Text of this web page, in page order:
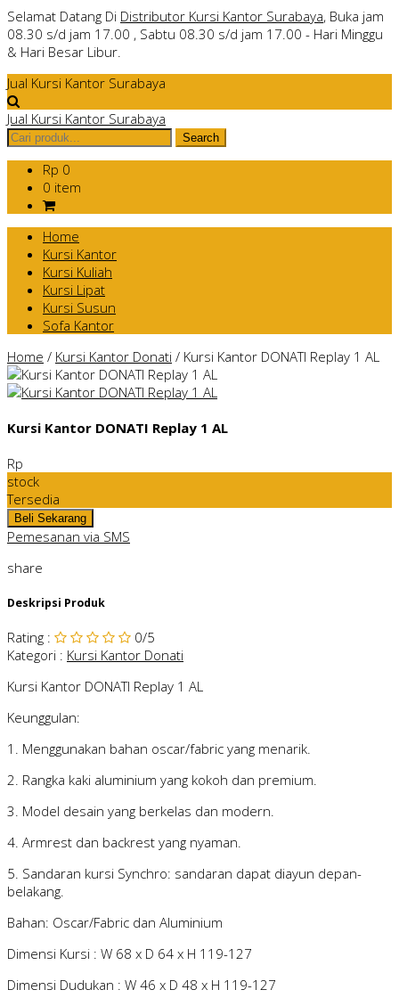
Selamat Datang Di Distributor Kursi Kantor Surabaya, Buka jam
08.30 s/d jam 17.00 , Sabtu 08.30 s/d jam 17.00 - Hari Minggu
& Hari Besar Libur.
Jual Kursi Kantor Surabaya
Jual Kursi Kantor Surabaya
Rp 0
0 item
Home
Kursi Kantor
Kursi Kuliah
Kursi Lipat
Kursi Susun
Sofa Kantor
Home / Kursi Kantor Donati / Kursi Kantor DONATI Replay 1 AL
Kursi Kantor DONATI Replay 1 AL
Rp
stock
Tersedia
Pemesanan via SMS
share
Deskripsi Produk
Rating : 0/5
Kategori : Kursi Kantor Donati
Kursi Kantor DONATI Replay 1 AL
Keunggulan:
1. Menggunakan bahan oscar/fabric yang menarik.
2. Rangka kaki aluminium yang kokoh dan premium.
3. Model desain yang berkelas dan modern.
4. Armrest dan backrest yang nyaman.
5. Sandaran kursi Synchro: sandaran dapat diayun depan-
belakang.
Bahan: Oscar/Fabric dan Aluminium
Dimensi Kursi : W 68 x D 64 x H 119-127
Dimensi Dudukan : W 46 x D 48 x H 119-127